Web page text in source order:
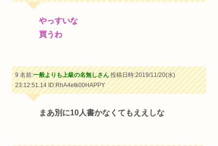
やっすいな
買うわ
9 名前:一般よりも上級の名無しさん投稿日時:2019/11/20(水)
23:12:51.14ID:RhA4etk00HAPPY
まあ別に10人書かなくてもええしな